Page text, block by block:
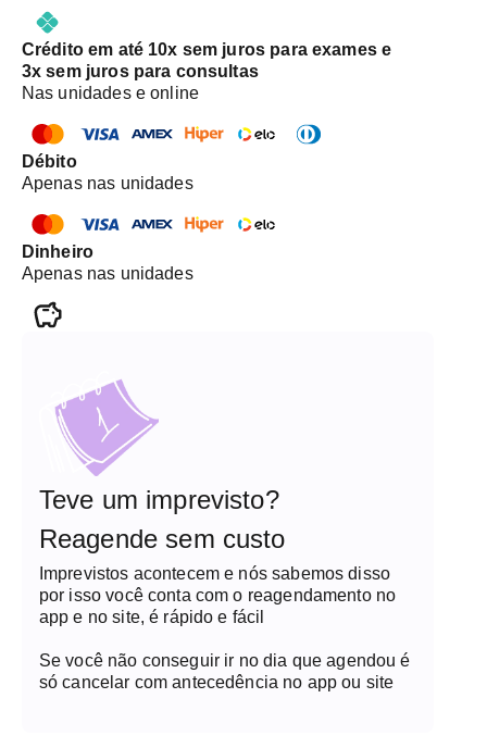
Crédito em até 10x sem juros para exames e
3x sem juros para consultas
Nas unidades e online
Débito
Apenas nas unidades
Dinheiro
Apenas nas unidades
Teve um imprevisto?
Reagende sem custo
Imprevistos acontecem e nós sabemos disso
por isso você conta com o reagendamento no
app e no site, é rápido e fácil
Se você não conseguir ir no dia que agendou é
só cancelar com antecedência no app ou site